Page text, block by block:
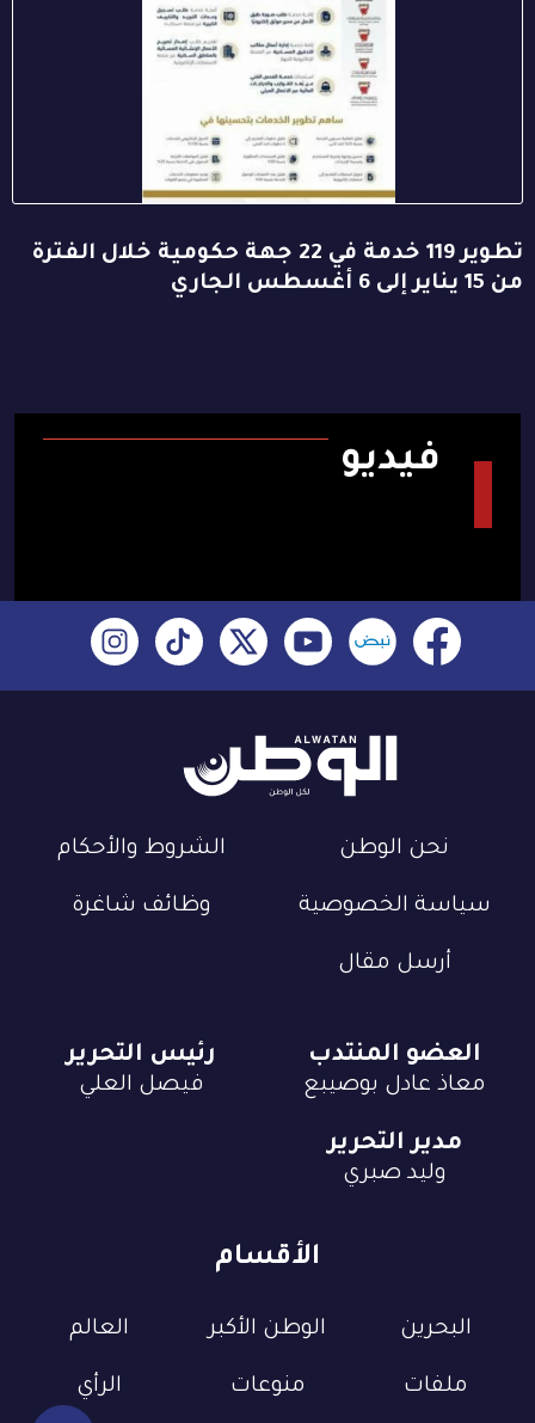
تطوير 119 خدمة في 22 جهة حكومية خلال الفترة
من 15 يناير إلى 6 أغسطس الجاري
فيديو
نحن الوطن الشروط والأحكام
سياسة الخصوصية وظائف شاغرة
أرسل مقال
الأقسام
البحرين الوطن الأكبر العالم
ملفات منوعات الرأي
العضو المنتدب
معاذ عادل بوصيبع
رئيس التحرير
فيصل العلي
مدير التحرير
وليد صبري